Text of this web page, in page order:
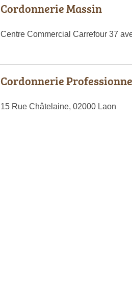
Cordonnerie Massin
Centre Commercial Carrefour 37
Cordonnerie
15 Rue Châtelaine, 02000 Laon